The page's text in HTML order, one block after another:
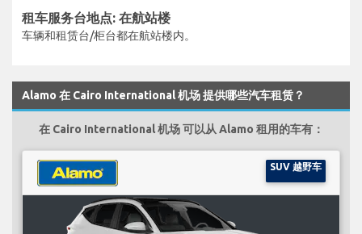
租车服务台地点: 在航站楼
车辆和租赁台/柜台都在航站楼内。
Alamo 在 Cairo International 机场 提供哪些汽车租赁？
在 Cairo International 机场 可以从 Alamo 租用的车有：
SUV 越野车